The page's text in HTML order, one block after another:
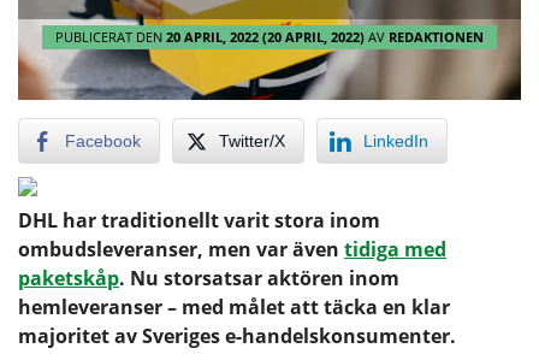
PUBLICERAT DEN 20 APRIL, 2022 (20 APRIL, 2022) AV REDAKTIONEN
Facebook Twitter/X LinkedIn
DHL har traditionellt varit stora inom
ombudsleveranser, men var även tidiga med
paketskåp. Nu storsatsar aktören inom
hemleveranser – med målet att täcka en klar
majoritet av Sveriges e-handelskonsumenter.